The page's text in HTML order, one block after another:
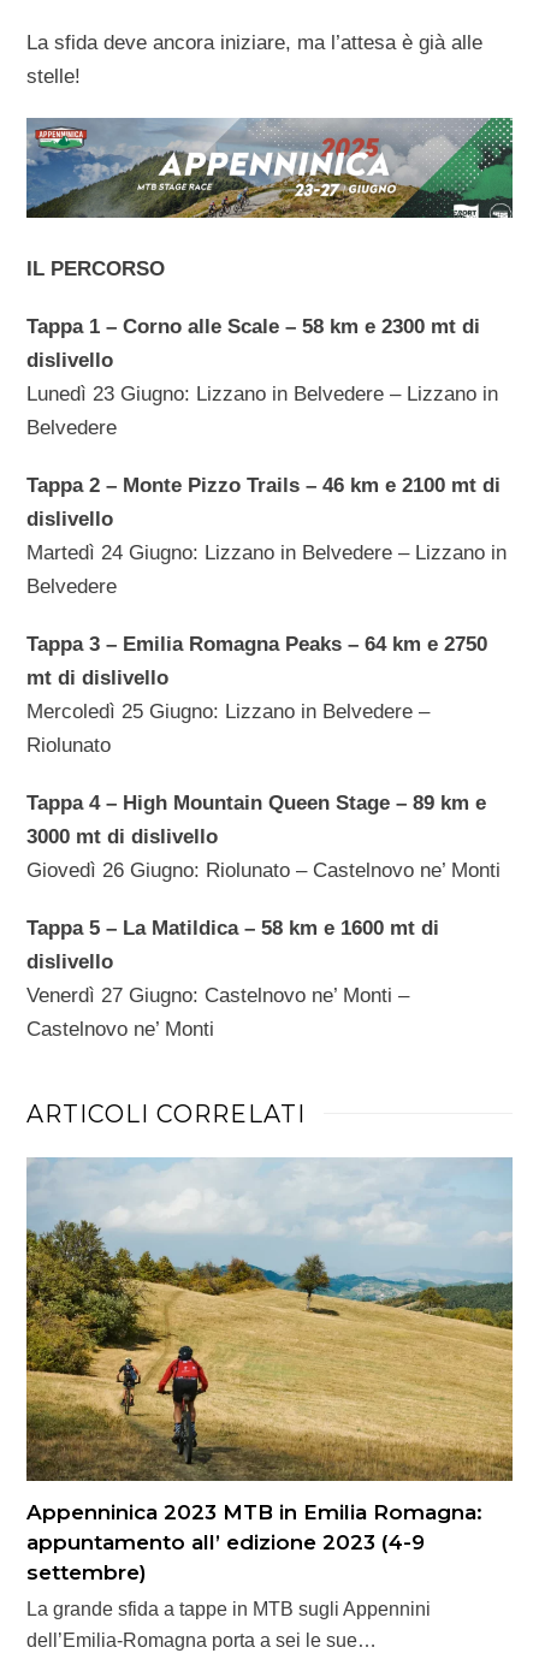
La sfida deve ancora iniziare, ma l’attesa è già alle
stelle!
IL PERCORSO
Tappa 1 – Corno alle Scale – 58 km e 2300 mt di
dislivello
Lunedì 23 Giugno: Lizzano in Belvedere – Lizzano in
Belvedere
Tappa 2 – Monte Pizzo Trails – 46 km e 2100 mt di
dislivello
Martedì 24 Giugno: Lizzano in Belvedere – Lizzano in
Belvedere
Tappa 3 – Emilia Romagna Peaks – 64 km e 2750
mt di dislivello
Mercoledì 25 Giugno: Lizzano in Belvedere –
Riolunato
Tappa 4 – High Mountain Queen Stage – 89 km e
3000 mt di dislivello
Giovedì 26 Giugno: Riolunato – Castelnovo ne’ Monti
Tappa 5 – La Matildica – 58 km e 1600 mt di
dislivello
Venerdì 27 Giugno: Castelnovo ne’ Monti –
Castelnovo ne’ Monti
ARTICOLI CORRELATI
Appenninica 2023 MTB in Emilia Romagna:
appuntamento all’ edizione 2023 (4-9
settembre)
La grande sfida a tappe in MTB sugli Appennini
dell’Emilia-Romagna porta a sei le sue…